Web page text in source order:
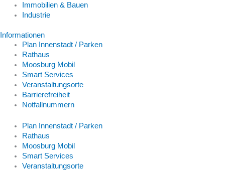
Immobilien & Bauen
Industrie
Informationen
Plan Innenstadt / Parken
Rathaus
Moosburg Mobil
Smart Services
Veranstaltungsorte
Barrierefreiheit
Notfallnummern
Plan Innenstadt / Parken
Rathaus
Moosburg Mobil
Smart Services
Veranstaltungsorte